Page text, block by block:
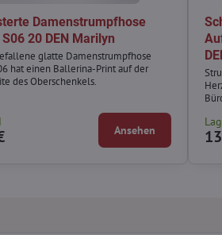
Damenstrumpfhose
20 DEN Marilyn
glatte Damenstrumpfhose
hat einen Ballerina-Print auf der
des Oberschenkels.
Ansehen